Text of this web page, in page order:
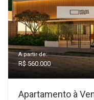
A partir de:
R$ 560.000
Apartamento à